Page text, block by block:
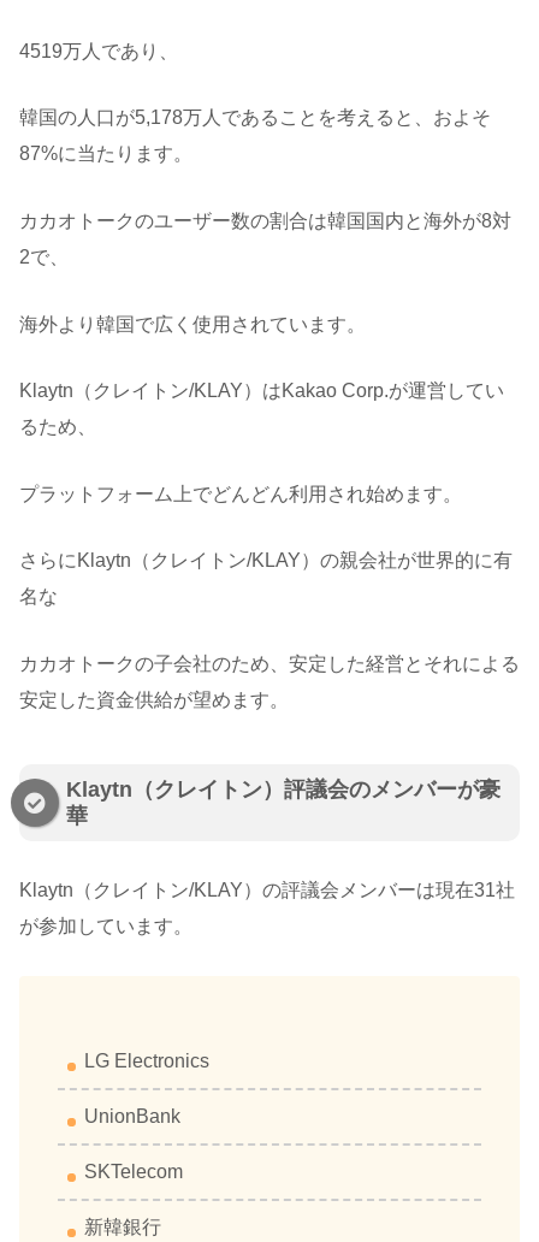
4519万人であり、
韓国の人口が5,178万人であることを考えると、およそ
87%に当たります。
カカオトークのユーザー数の割合は韓国国内と海外が8対
2で、
海外より韓国で広く使用されています。
Klaytn（クレイトン/KLAY）はKakao Corp.が運営してい
るため、
プラットフォーム上でどんどん利用され始めます。
さらにKlaytn（クレイトン/KLAY）の親会社が世界的に有
名な
カカオトークの子会社のため、安定した経営とそれによる
安定した資金供給が望めます。
Klaytn（クレイトン）評議会のメンバーが豪
華
Klaytn（クレイトン/KLAY）の評議会メンバーは現在31社
が参加しています。
LG Electronics
UnionBank
SKTelecom
新韓銀行